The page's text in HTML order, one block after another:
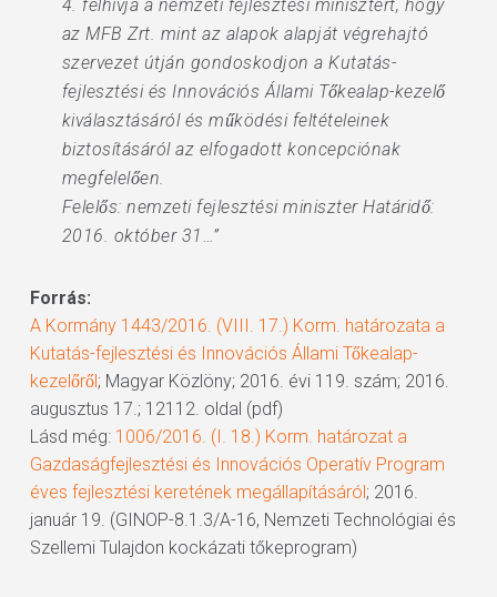
4. felhívja a nemzeti fejlesztési minisztert, hogy
az MFB Zrt. mint az alapok alapját végrehajtó
szervezet útján gondoskodjon a Kutatás-
fejlesztési és Innovációs Állami Tőkealap-kezelő
kiválasztásáról és működési feltételeinek
biztosításáról az elfogadott koncepciónak
megfelelően.
Felelős: nemzeti fejlesztési miniszter Határidő:
2016. október 31…”
Forrás:
A Kormány 1443/2016. (VIII. 17.) Korm. határozata a
Kutatás-fejlesztési és Innovációs Állami Tőkealap-
kezelőről; Magyar Közlöny; 2016. évi 119. szám; 2016.
augusztus 17.; 12112. oldal (pdf)
Lásd még: 1006/2016. (I. 18.) Korm. határozat a
Gazdaságfejlesztési és Innovációs Operatív Program
éves fejlesztési keretének megállapításáról; 2016.
január 19. (GINOP-8.1.3/A-16, Nemzeti Technológiai és
Szellemi Tulajdon kockázati tőkeprogram)